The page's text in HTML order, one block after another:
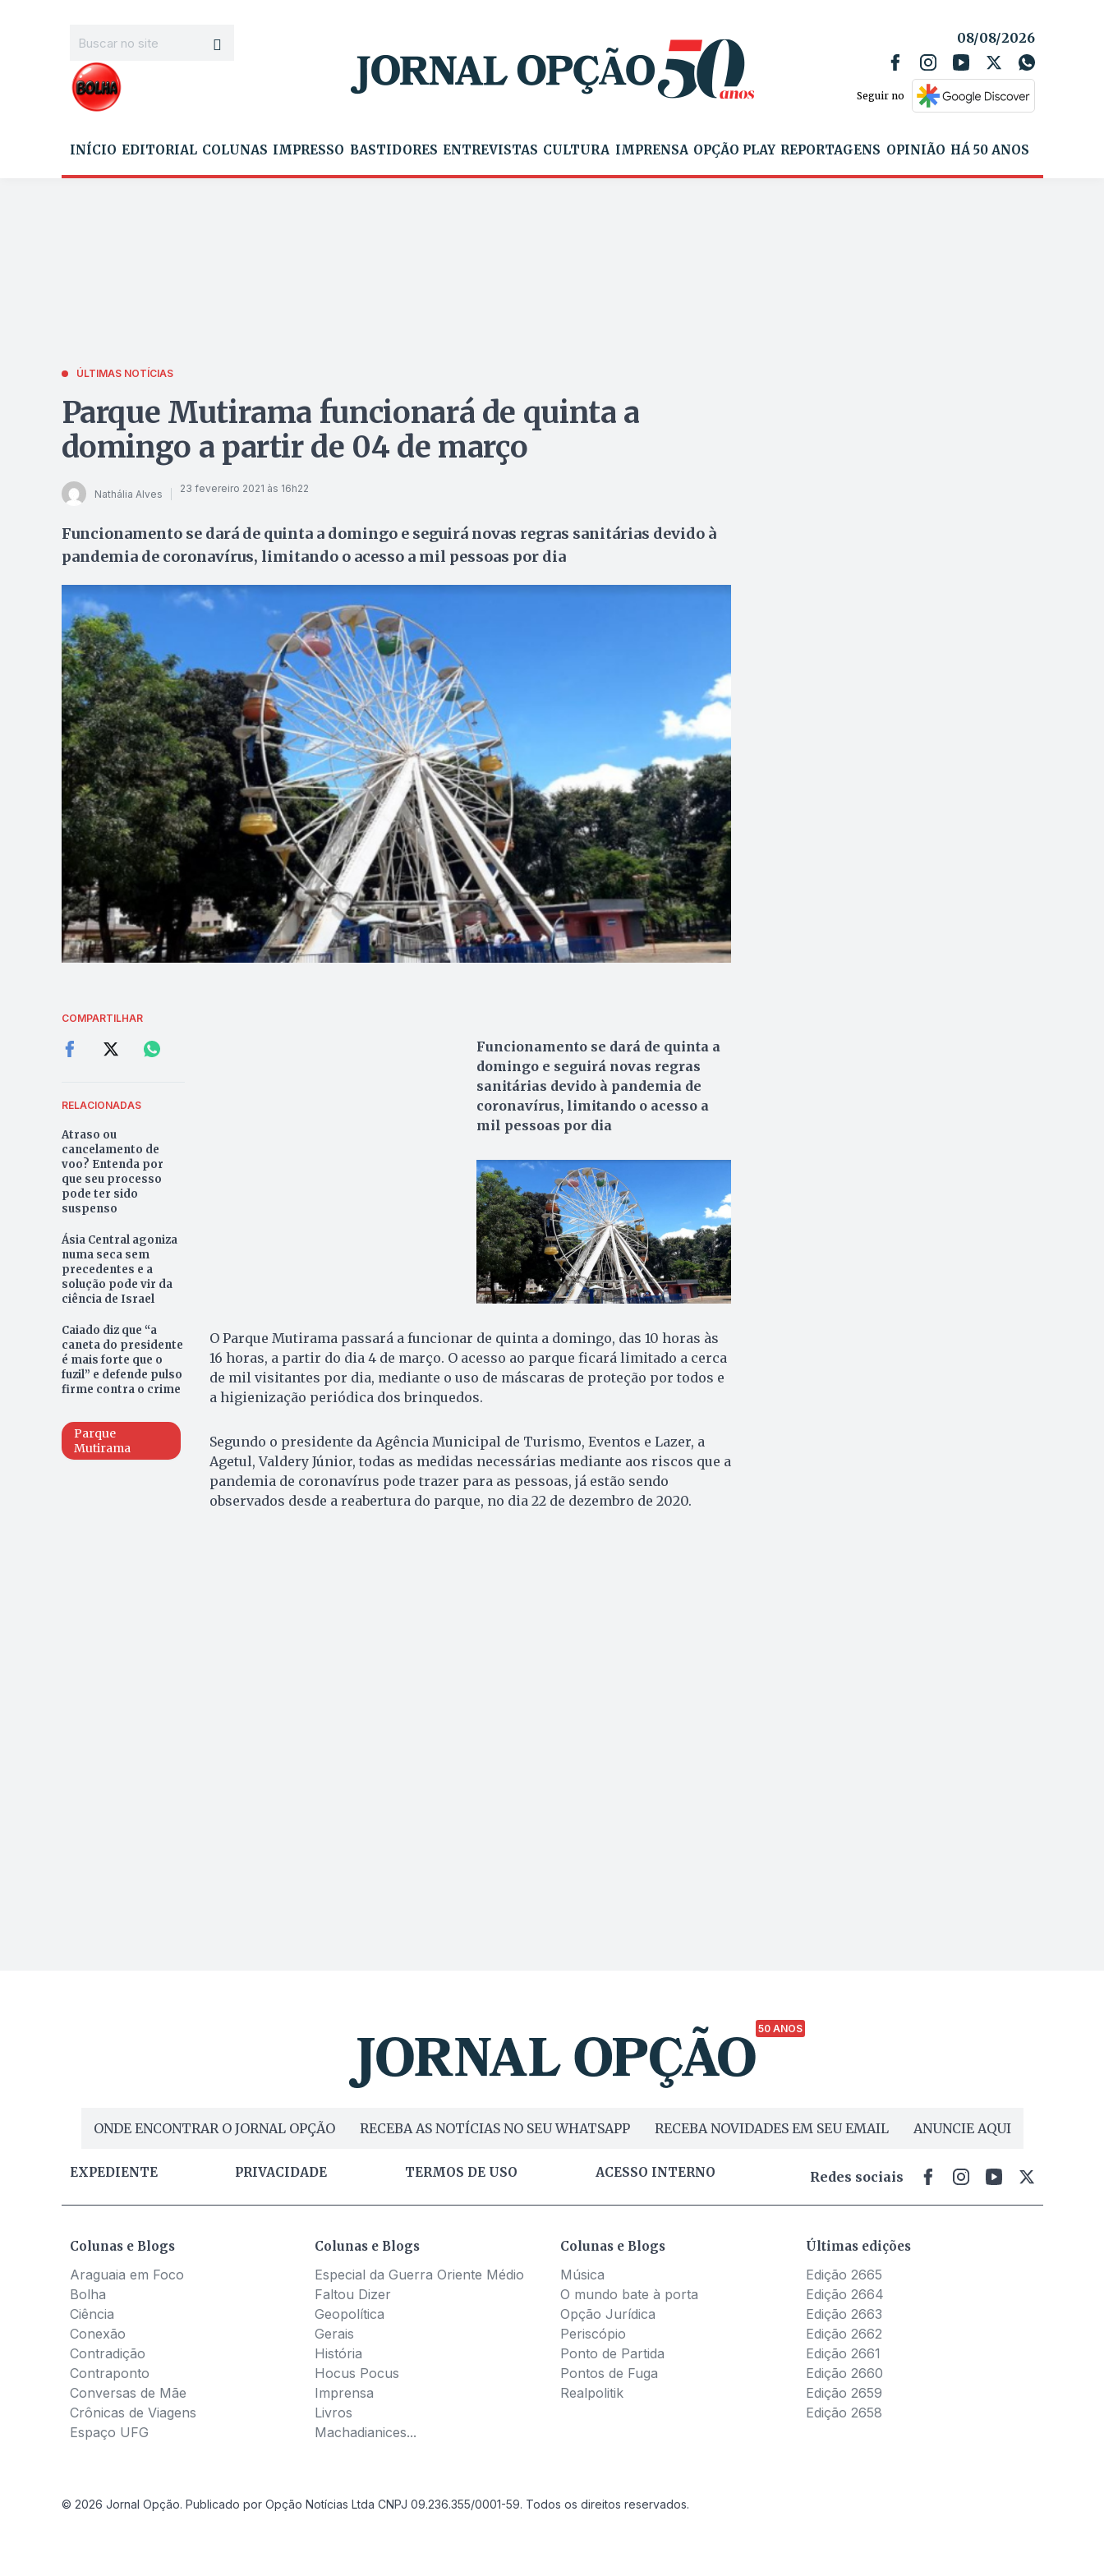
08/08/2026
Seguir no
INÍCIO EDITORIAL COLUNAS IMPRESSO BASTIDORES ENTREVISTAS CULTURA IMPRENSA OPÇÃO PLAY REPORTAGENS OPINIÃO HÁ 50 ANOS
ÚLTIMAS NOTÍCIAS
Parque Mutirama funcionará de quinta a
domingo a partir de 04 de março
Nathália Alves 23 fevereiro 2021 às 16h22
Funcionamento se dará de quinta a domingo e seguirá novas regras sanitárias devido à
pandemia de coronavírus, limitando o acesso a mil pessoas por dia
COMPARTILHAR
RELACIONADAS
Atraso ou
cancelamento de
voo? Entenda por
que seu processo
pode ter sido
suspenso
Ásia Central agoniza
numa seca sem
precedentes e a
solução pode vir da
ciência de Israel
Caiado diz que “a
caneta do presidente
é mais forte que o
fuzil” e defende pulso
firme contra o crime
Parque
Mutirama
Funcionamento se dará de quinta a
domingo e seguirá novas regras
sanitárias devido à pandemia de
coronavírus, limitando o acesso a
mil pessoas por dia
O Parque Mutirama passará a funcionar de quinta a domingo, das 10 horas às
16 horas, a partir do dia 4 de março. O acesso ao parque ficará limitado a cerca
de mil visitantes por dia, mediante o uso de máscaras de proteção por todos e
a higienização periódica dos brinquedos.
Segundo o presidente da Agência Municipal de Turismo, Eventos e Lazer, a
Agetul, Valdery Júnior, todas as medidas necessárias mediante aos riscos que a
pandemia de coronavírus pode trazer para as pessoas, já estão sendo
observados desde a reabertura do parque, no dia 22 de dezembro de 2020.
50 ANOS
ONDE ENCONTRAR O JORNAL OPÇÃO RECEBA AS NOTÍCIAS NO SEU WHATSAPP RECEBA NOVIDADES EM SEU EMAIL ANUNCIE AQUI
EXPEDIENTE PRIVACIDADE TERMOS DE USO ACESSO INTERNO Redes sociais
Colunas e Blogs
Araguaia em Foco
Bolha
Ciência
Conexão
Contradição
Contraponto
Conversas de Mãe
Crônicas de Viagens
Espaço UFG
Colunas e Blogs
Especial da Guerra Oriente Médio
Faltou Dizer
Geopolítica
Gerais
História
Hocus Pocus
Imprensa
Livros
Machadianices...
Colunas e Blogs
Música
O mundo bate à porta
Opção Jurídica
Periscópio
Ponto de Partida
Pontos de Fuga
Realpolitik
Últimas edições
Edição 2665
Edição 2664
Edição 2663
Edição 2662
Edição 2661
Edição 2660
Edição 2659
Edição 2658
© 2026 Jornal Opção. Publicado por Opção Notícias Ltda CNPJ 09.236.355/0001-59. Todos os direitos reservados.